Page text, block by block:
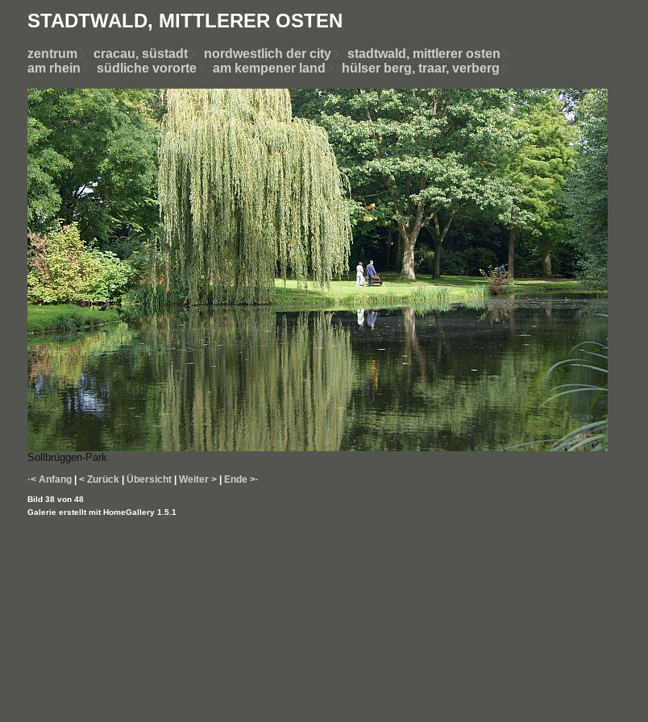
STADTWALD, MITTLERER OSTEN
zentrum cracau, süstadt nordwestlich der city
stadtwald, mittlerer osten
am rhein
südliche vororte am kempener land hülser berg, traar, verberg
Sollbrüggen-Park
·< Anfang < Zurück Übersicht Weiter > Ende >·
Bild 38 von 48
Galerie erstellt mit HomeGallery 1.5.1